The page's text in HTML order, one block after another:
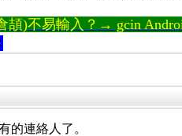
頡)不易輸入？→ gcin
的連絡人了。